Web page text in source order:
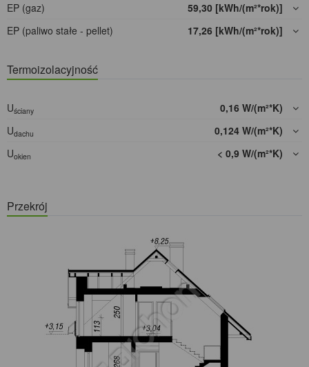
EP (gaz)
59,30 [kWh/(m²*rok)]
EP (paliwo stałe - pellet)
17,26 [kWh/(m²*rok)]
Termoizolacyjność
Uściany
0,16 W/(m²*K)
Udachu
0,124 W/(m²*K)
Uokien < 0,9 W/(m²*K)
Przekrój